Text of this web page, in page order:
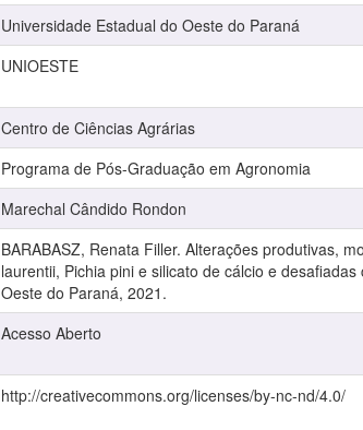
Universidade Estadual do Oeste do Paraná
UNIOESTE
Centro de Ciências Agrárias
Programa de Pós-Graduação em Agronomia
Marechal Cândido Rondon
BARABASZ, Renata Filler. Alterações produtivas,
laurentii, Pichia pini e silicato de cálcio e
Oeste do Paraná, 2021.
Acesso Aberto
http://creativecommons.org/licenses/by-nc-nd/4.0/